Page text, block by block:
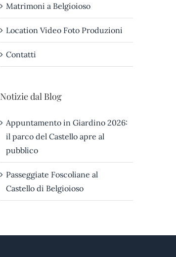
Matrimoni a Belgioioso
Location Video Foto Produzioni
Contatti
Notizie dal Blog
Appuntamento in Giardino 2026:
il parco del Castello apre al
pubblico
Passeggiate Foscoliane al
Castello di Belgioioso